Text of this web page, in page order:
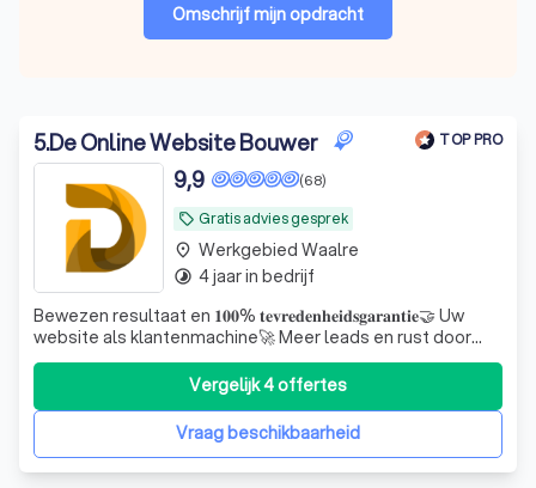
Omschrijf mijn opdracht
5.De Online Website Bouwer TOP PRO
local_offer Gratis advies gesprek
(68)
9,9
Bewezen resultaat en 𝟏𝟎𝟎% 𝐭𝐞𝐯𝐫𝐞𝐝𝐞𝐧𝐡𝐞𝐢𝐝𝐬𝐠𝐚𝐫𝐚𝐧𝐭𝐢𝐞🤝 Uw
website als klantenmachine🚀 Meer leads en rust door
een website die écht werkt. 𝐆𝐫𝐚𝐭𝐢𝐬 𝐚𝐝𝐯𝐢𝐞𝐬𝐠𝐞𝐬𝐩𝐫𝐞𝐤!
Vraag beschikbaarheid
Vergelijk 4 offertes
place Werkgebied Waalre
timelapse 4 jaar in bedrijf